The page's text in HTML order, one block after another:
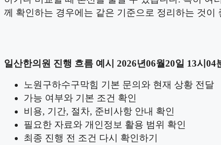
께 확인하는 경우에는 같은 기준으로 정리하는 것이
일산한의원 진행 흐름 예시 2026년06월20일 13시04
노원구하수구막힘 기본 문의와 현재 상황 전달
가능 여부와 기본 조건 확인
비용, 기간, 절차, 준비사항 안내 확인
필요한 자료와 개인정보 활용 범위 확인
최종 진행 전 조건 다시 확인하기